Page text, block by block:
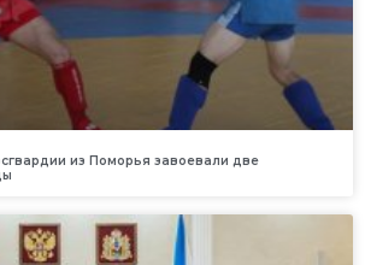
из Поморья завоевали две